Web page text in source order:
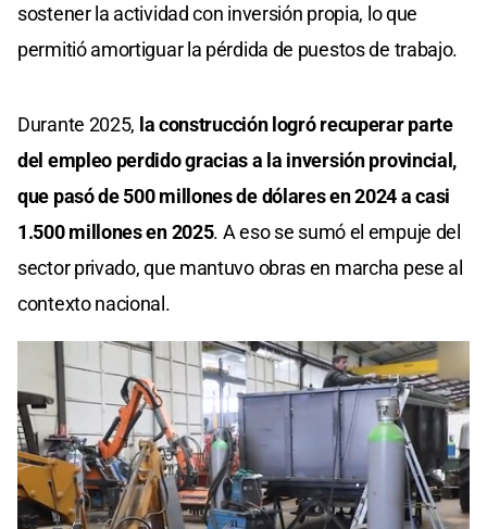
sostener la actividad con inversión propia, lo que
permitió amortiguar la pérdida de puestos de trabajo.
Durante 2025, la construcción logró recuperar parte
del empleo perdido gracias a la inversión provincial,
que pasó de 500 millones de dólares en 2024 a casi
1.500 millones en 2025. A eso se sumó el empuje del
sector privado, que mantuvo obras en marcha pese al
contexto nacional.